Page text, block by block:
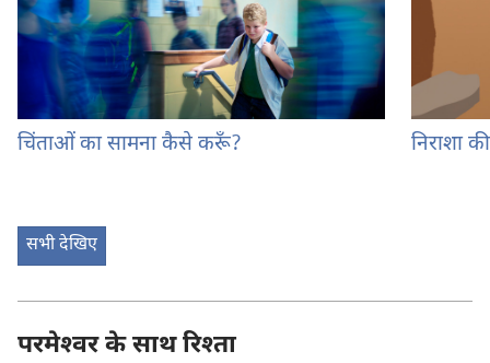
चिंताओं का सामना कैसे करूँ? निराशा
सभी देखिए
परमेश्‍वर के साथ रिश्‍ता